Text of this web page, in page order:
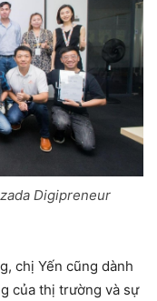
Digipreneur
chị Yến cũng dành
của thị trường và sự